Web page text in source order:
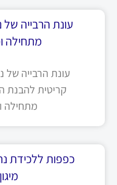
עונת הרבייה
מתחילה
עונת הרבייה של
קריטית להבנת
מתחילה
כפפות ללכידת